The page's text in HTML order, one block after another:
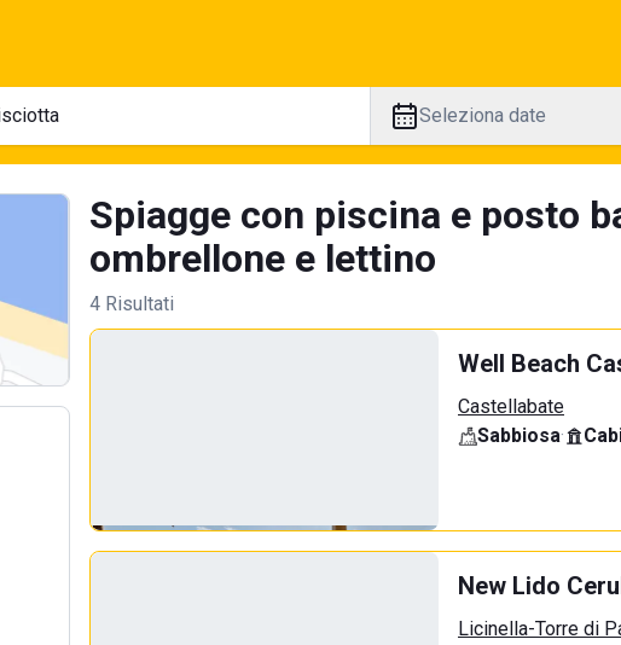
Seleziona date
Spiagge con piscina e posto
ombrellone e lettino
4 Risultati
Well Beach
Castellabate
Sabbiosa·
New Lido
Licinella-Torre di